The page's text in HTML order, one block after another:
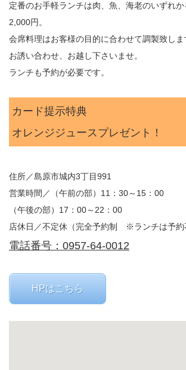
定番のお手軽ランチは肉、魚、海老のいずれ
2,000円。
会席料理はお客様の目的に合わせて調製致しま
お誘い合わせ、お越し下さいませ。
ランチも予約が必要です。
カード提示特典
オレンジジュースプレゼント！
住所／島原市城内3丁目991
営業時間／（午前の部）11：30～15：00
（午後の部）17：00～22：00
店休日／不定休（完全予約制 ※ランチは予約
電話番号：0957-64-0012
HPはこちら